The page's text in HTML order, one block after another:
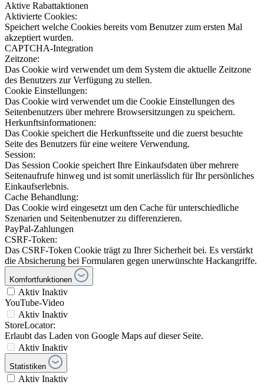
Aktive Rabattaktionen
Aktivierte Cookies:
Speichert welche Cookies bereits vom Benutzer zum ersten Mal
akzeptiert wurden.
CAPTCHA-Integration
Zeitzone:
Das Cookie wird verwendet um dem System die aktuelle Zeitzone
des Benutzers zur Verfügung zu stellen.
Cookie Einstellungen:
Das Cookie wird verwendet um die Cookie Einstellungen des
Seitenbenutzers über mehrere Browsersitzungen zu speichern.
Herkunftsinformationen:
Das Cookie speichert die Herkunftsseite und die zuerst besuchte
Seite des Benutzers für eine weitere Verwendung.
Session:
Das Session Cookie speichert Ihre Einkaufsdaten über mehrere
Seitenaufrufe hinweg und ist somit unerlässlich für Ihr persönliches
Einkaufserlebnis.
Cache Behandlung:
Das Cookie wird eingesetzt um den Cache für unterschiedliche
Szenarien und Seitenbenutzer zu differenzieren.
PayPal-Zahlungen
CSRF-Token:
Das CSRF-Token Cookie trägt zu Ihrer Sicherheit bei. Es verstärkt
die Absicherung bei Formularen gegen unerwünschte Hackangriffe.
Komfortfunktionen
Aktiv Inaktiv
YouTube-Video
Aktiv Inaktiv
StoreLocator:
Erlaubt das Laden von Google Maps auf dieser Seite.
Aktiv Inaktiv
Statistiken
Aktiv Inaktiv